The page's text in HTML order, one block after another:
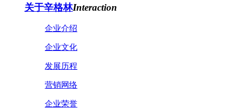
关于辛格林Interaction
企业介绍
企业文化
发展历程
营销网络
企业荣誉